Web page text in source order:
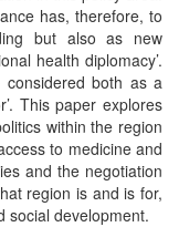
has, therefore, to
but also as new
health diplomacy’.
both as a
This paper explores
within the region
to medicine and
and the negotiation
region is and is for,
social development.